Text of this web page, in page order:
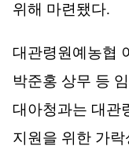
위해 마련됐다.
대관령원예농협
박준홍 상무 등
대아청과는 대관
지원을 위한 가락